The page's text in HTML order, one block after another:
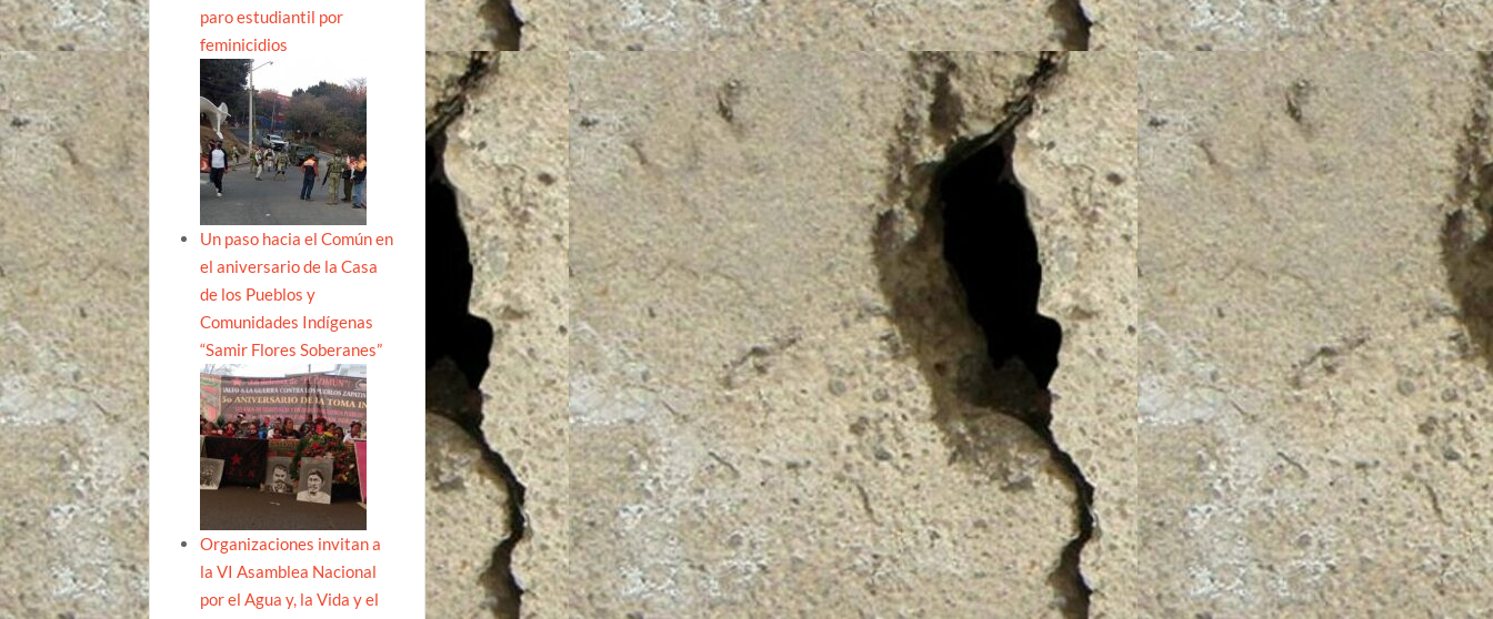
paro estudiantil por
feminicidios
Un paso hacia el Común en
el aniversario de la Casa
de los Pueblos y
Comunidades Indígenas
“Samir Flores Soberanes”
Organizaciones invitan a
la VI Asamblea Nacional
por el Agua y, la Vida y el